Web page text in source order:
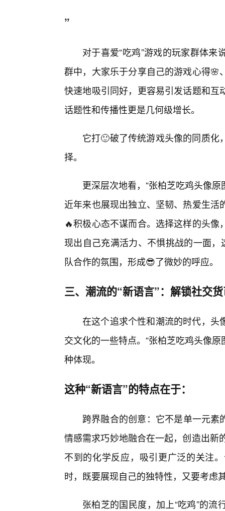
”
对于喜爱“吃鸡”游戏的玩家群体
群中，大家乐于分享自己的游戏心得
快速地吸引同好，更容易引发话题和
话题性和传播性更是几何级增长。
它打🙂破了传统游戏头像的同质
择。
更深层次地看，“张柏芝吃鸡头像
近年来也展现出独立、坚韧、热爱生
🔥积极心态不谋而合。选择这样的头
现出自己充满活力、不惧挑战的一面
队合作的氛围，形成😎了微妙的呼应。
三、潮流的“新语言”：解锁社交
在这个追求个性和潮流的时代，头
交文化的一些特点。“张柏芝吃鸡头像
种体现。
这种“新语言”的特点在于：
跨界融合的创意：它不是单一元
情感需求巧妙地融合在一起，创造出
不到的化学反应，吸引更广泛的关注
时，既要展现自己的独特性，又要考虑
张柏芝的国民度，加上“吃鸡”的